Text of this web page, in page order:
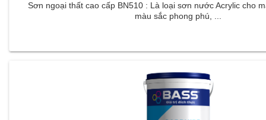
Sơn ngoại thất cao cấp BN510 : Là loại sơn nước Acrylic cho
màu sắc phong phú, ...